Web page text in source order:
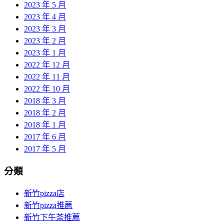
2023 年 5 月
2023 年 4 月
2023 年 3 月
2023 年 2 月
2023 年 1 月
2022 年 12 月
2022 年 11 月
2022 年 10 月
2018 年 3 月
2018 年 2 月
2018 年 1 月
2017 年 6 月
2017 年 5 月
分類
新竹pizza店
新竹pizza推薦
新竹下午茶推薦